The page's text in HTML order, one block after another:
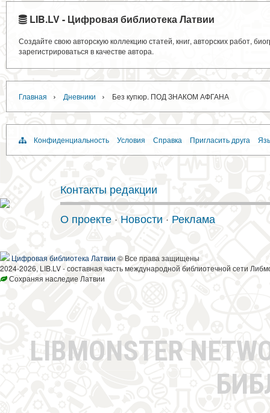
LIB.LV - Цифровая библиотека Латвии
Создайте свою авторскую коллекцию статей, книг, авторских работ,
зарегистрироваться в качестве автора.
Главная › Дневники › Без купюр. ПОД ЗНАКОМ АФГАНА
Конфиденциальность Условия Справка Пригласить друга
Контакты редакции
О проекте · Новости · Реклама
Цифровая библиотека Латвии © Все права защищены
2024-2026, LIB.LV - составная часть международной библиотечной сети
Сохраняя наследие Латвии
LIBMONSTER